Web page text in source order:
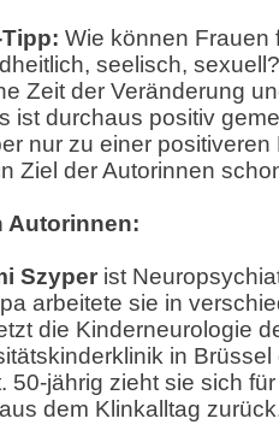
Wie können Frauen
seelisch,
Zeit der Veränderung
ist durchaus positiv
nur zu einer positiveren
Ziel der Autorinnen
Autorinnen:
Szyper ist
arbeitete sie in
die Kinderneurologie
in
50-jährig zieht sie sich
dem Klinkalltag